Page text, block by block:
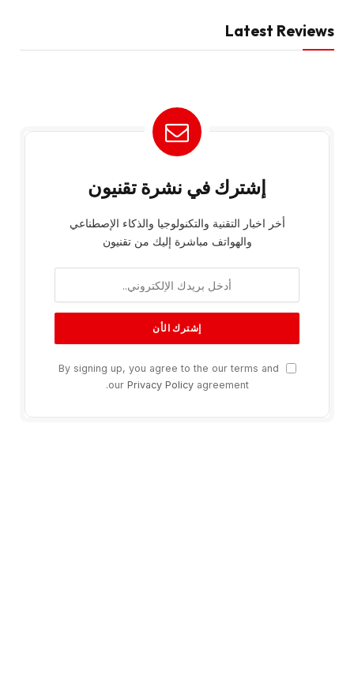
Latest Reviews
إشترك في نشرة تقنيون
أخر اخبار التقنية والتكنولوجيا والذكاء الإصطناعي
والهواتف مباشرة إليك من تقنيون
By signing up, you agree to the our terms and
our Privacy Policyagreement.